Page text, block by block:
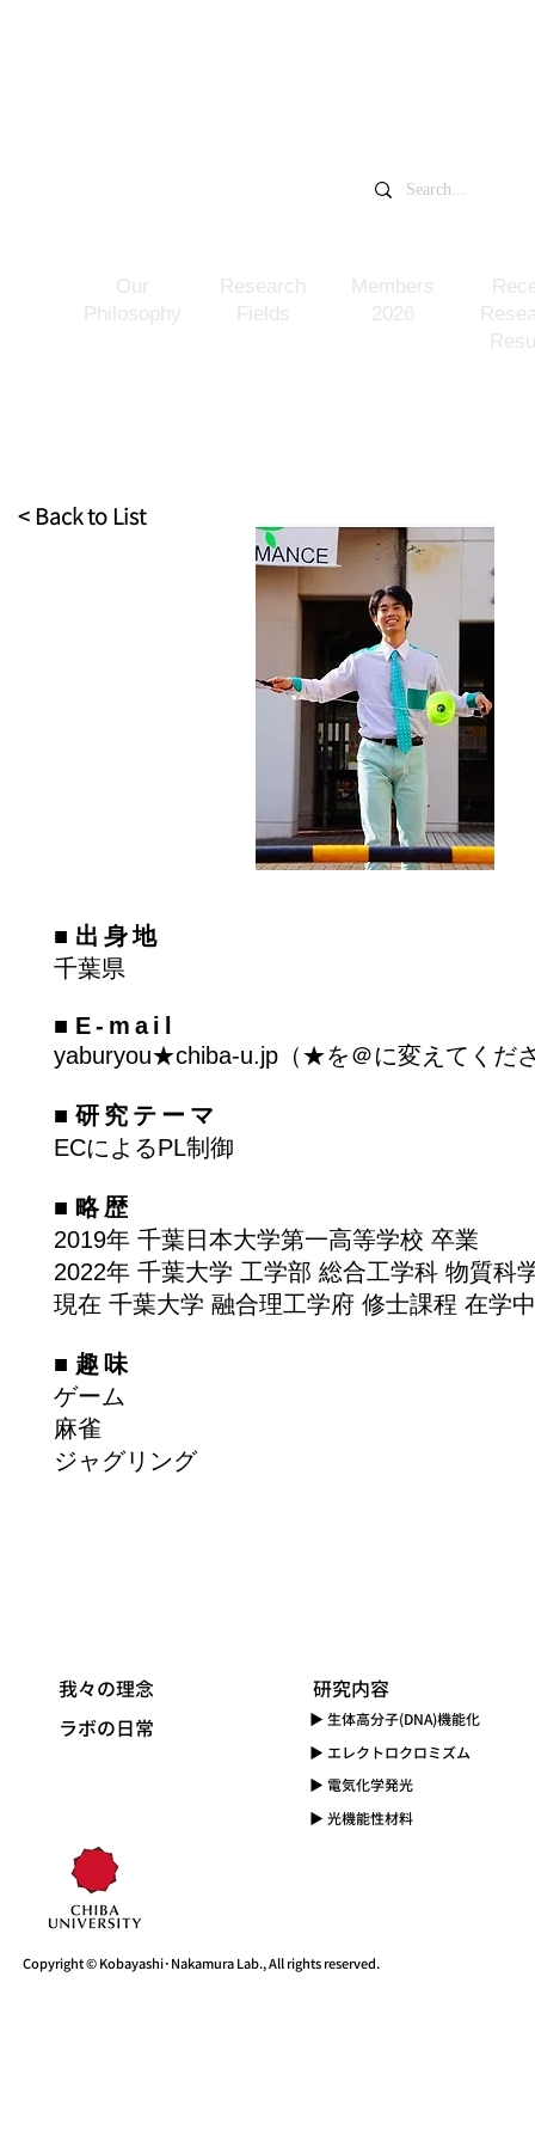
Our
Philosophy
Research
Fields
Members
2026
< Back to List
■ 出身地
千葉県
■ E-mail
yaburyou★chiba-u.jp（★を＠に変えてくだ
■ 研究テーマ
​ECによるPL制御
■ 略歴
2019年 千葉日本大学第一高等学校 卒業
2022年 千葉大学 工学部 総合工学科 物質科
現在 千葉大学 融合理工学府 修士課程 在学中
■ 趣味
ゲーム
麻雀
ジャグリング
我々の理念
​ラボの日常
​研究内容
▶ 生体高分子(DNA)機能化
​▶ エレクトロクロミズム
▶ 電気化学発光
▶ 光機能性材料
Copyright © Kobayashi･Nakamura Lab., All rights reserved.